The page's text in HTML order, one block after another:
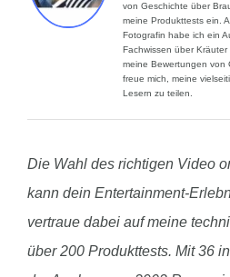
von Geschichte über
meine Produkttests ein.
Fotografin habe ich ein
Fachwissen über
meine Bewertungen von
freue mich, meine
Lesern zu teilen.
Die Wahl des richtigen Video
kann dein Entertainment-
vertraue dabei auf meine
über 200 Produkttests. Mit 36